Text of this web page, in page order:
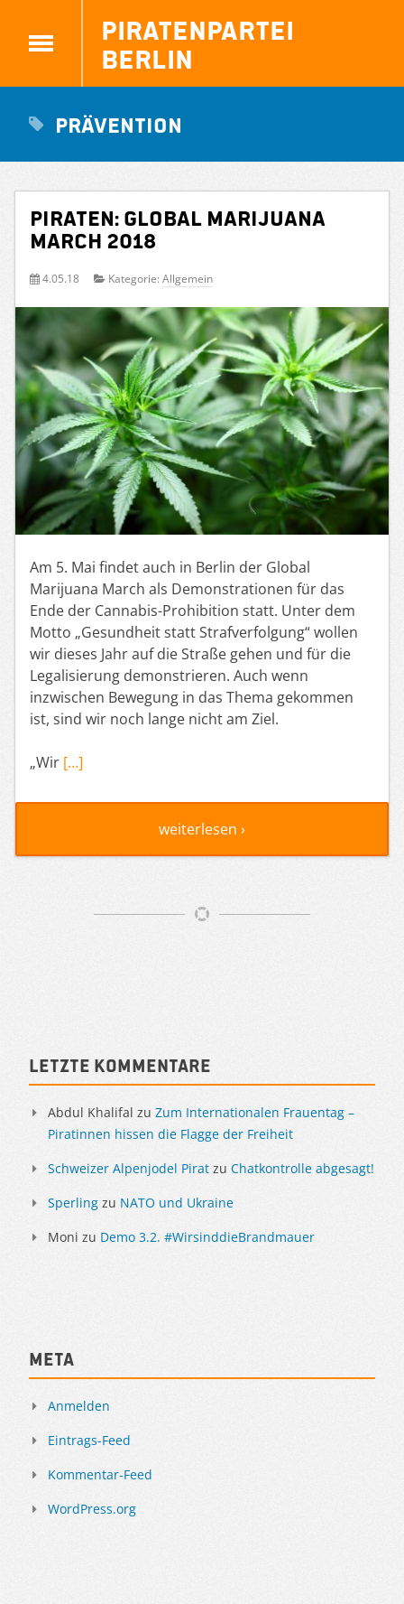
Piratenpartei
Berlin
Prävention
PIRATEN: Global Marijuana
March 2018
4.05.18 Kategorie: Allgemein
Am 5. Mai findet auch in Berlin der Global
Marijuana March als Demonstrationen für das
Ende der Cannabis-Prohibition statt. Unter dem
Motto „Gesundheit statt Strafverfolgung“ wollen
wir dieses Jahr auf die Straße gehen und für die
Legalisierung demonstrieren. Auch wenn
inzwischen Bewegung in das Thema gekommen
ist, sind wir noch lange nicht am Ziel.
„Wir […]
weiterlesen ›
Sidebar
Letzte Kommentare
Abdul Khalifal zu Zum Internationalen Frauentag –
Piratinnen hissen die Flagge der Freiheit
Schweizer Alpenjodel Pirat zu Chatkontrolle abgesagt!
Sperling zu NATO und Ukraine
Moni zu Demo 3.2. #WirsinddieBrandmauer
Meta
Anmelden
Eintrags-Feed
Kommentar-Feed
WordPress.org